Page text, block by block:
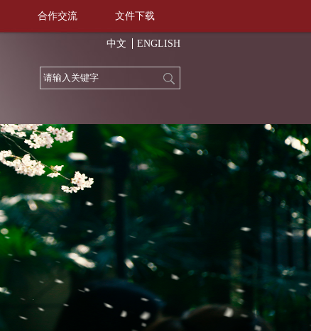
合作交流 文件下载
中文 ENGLISH